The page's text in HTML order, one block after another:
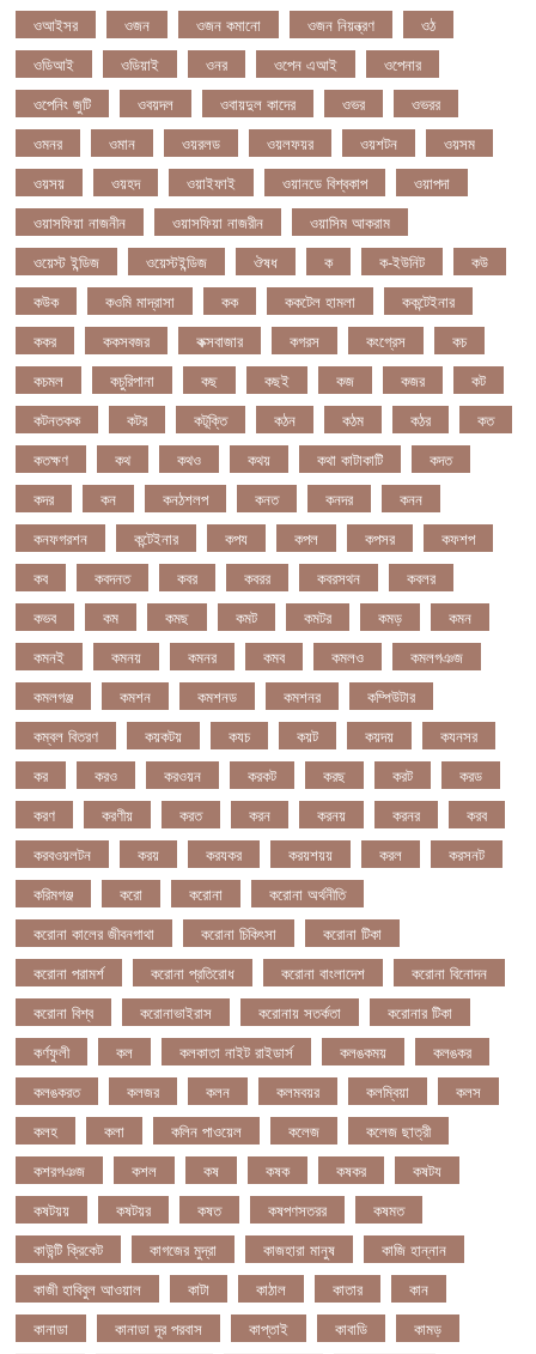
ওআইসর
ওজন ওজন কমানো ওজন নিয়ন্ত্রণ
ওঠ
ওডিআই
ওডিয়াই ওনর ওপেন এআই
ওপেনার
ওপেনিং জুটি
ওবয়দল ওবায়দুল কাদের ওভর
ওভরর
ওমনর
ওমান ওয়রলড ওয়লফয়র ওয়শটন
ওয়সম
ওয়সয়
ওয়হদ ওয়াইফাই ওয়ানডে বিশ্বকাপ
ওয়াপদা
ওয়াসফিয়া নাজনীন
ওয়াসফিয়া নাজরীন
ওয়াসিম আকরাম
ওয়েস্ট ইন্ডিজ
ওয়েস্টইন্ডিজ ঔষধ ক ক-ইউনিট
কউ
কউক
কওমি মাদ্রাসা কক ককটেল হামলা
ককন্টেইনার
ককর
ককসবজর কক্সবাজার কগরস কংগ্রেস
কচ
কচমল
কচুরিপানা কছ কছই কজ কজর
কট
কটনতকক
কটর কটূক্তি কঠন কঠম কঠর
কত
কতক্ষণ
কথ কথও কথয় কথা কাটাকাটি
কদত
কদর
কন কনঠশলপ কনত কনদর
কনন
কনফগরশন
কন্টেইনার কপয কপল কপসর
কফশপ
কব
কবদনত কবর কবরর কবরসথন
কবলর
কভব
কম কমছ কমট কমটর কমড়
কমন
কমনই
কমনয় কমনর কমব কমলও
কমলগঞজ
কমলগঞ্জ
কমশন কমশনড কমশনর
কম্পিউটার
কম্বল বিতরণ
কয়কটয় কযচ কয়ট কয়দয়
কযনসর
কর
করও করওয়ন করকট করছ করট
করড
করণ
করণীয় করত করন করনয় করনর
করব
করবওয়লটন
করয় করযকর করয়শয়য় করল
করসনট
করিমগঞ্জ
করো করোনা
করোনা অর্থনীতি
করোনা কালের জীবনগাথা
করোনা চিকিৎসা
করোনা টিকা
করোনা পরামর্শ
করোনা প্রতিরোধ করোনা বাংলাদেশ
করোনা বিনোদন
করোনা বিশ্ব
করোনাভাইরাস করোনায় সতর্কতা
করোনার টিকা
কর্ণফুলী
কল কলকাতা নাইট রাইডার্স কলঙকময়
কলঙকর
কলঙকরত
কলজর কলন কলমবয়র কলম্বিয়া
কলস
কলহ
কলা কলিন পাওয়েল কলেজ
কলেজ ছাত্রী
কশরগঞজ
কশল কষ কষক কষকর
কষটয
কষটয়য়
কষটয়র কষত কষপণসতরর
কষমত
কাউন্টি ক্রিকেট
কাগজের মুদ্রা কাজহারা মানুষ
কাজি হান্নান
কাজী হাবিবুল আওয়াল
কাটা কাঠাল কাতার
কান
কানাডা
কানাডা দূর পরবাস কাপ্তাই কাবাডি
কামড়